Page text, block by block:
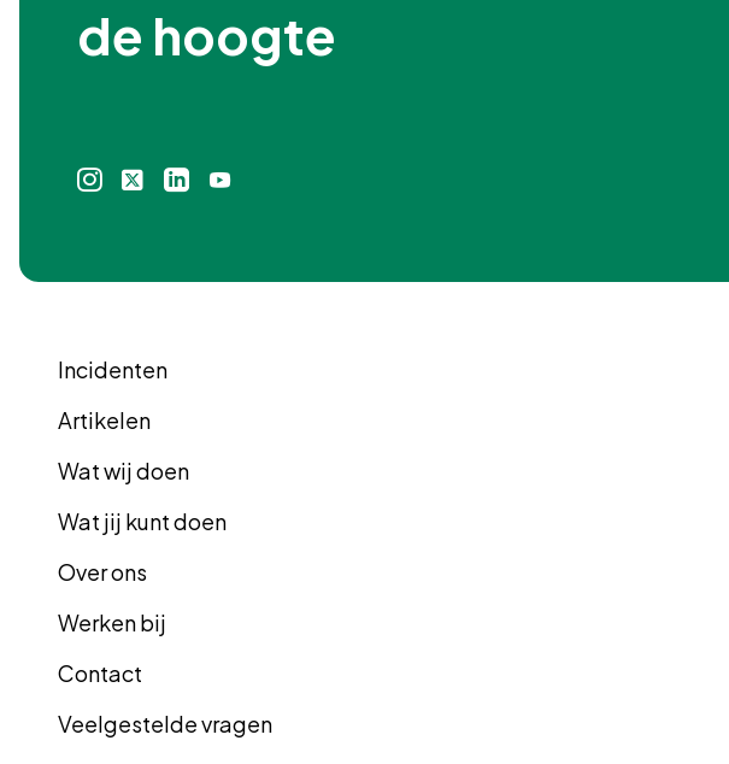
de hoogte
InstagramLinkedin
Incidenten
Artikelen
Wat wij doen
Wat jij kunt doen
Over ons
Werken bij
Contact
Veelgestelde vragen